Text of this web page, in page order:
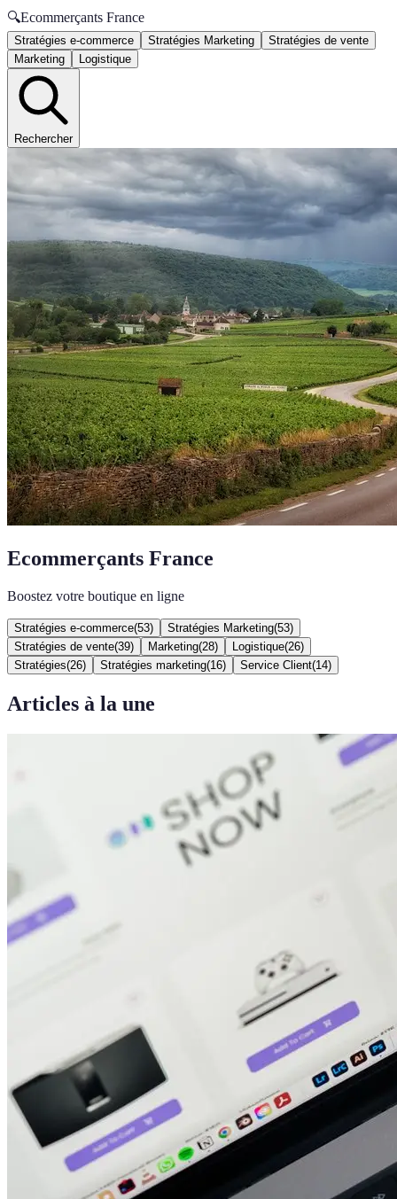
🔍Ecommerçants France
Stratégies e-commerce Stratégies Marketing
Stratégies de vente
Marketing
Logistique
Rechercher
Ecommerçants France
Boostez votre boutique en ligne
Stratégies e-commerce(53) Stratégies Marketing(53)
Stratégies de vente(39) Marketing(28) Logistique(26)
Stratégies(26) Stratégies marketing(16) Service Client(14)
Articles à la une